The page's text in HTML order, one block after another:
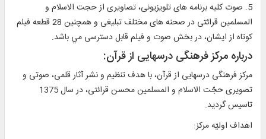
5. صوت كليه برنامه‏ هاى تلويزيونى، تصاويرى از حجت الاسلام و
المسلمين قرائتى در صحنه‏ هاى مختلف تبليغى و هم‏چنين 28 قطعه فيلم
كوتاه از ايشان، در بخش صوت و فيلم قابل دسترسى مي باشد.
درباره مركز فرهنگى درسهايى از قرآن:
مركز فرهنگى درسهايى از قرآن، با هدف تنظيم و نشر آثار قلمى، صوتى و
تصويرى حجّت الاسلام و المسلمين محسن قرائتى، در سال 1375
تاسيس گرديد.
اهداف اوليّه مركز: